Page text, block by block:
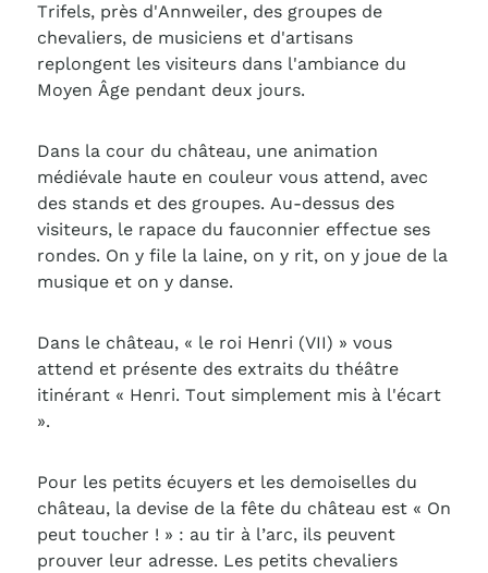
Trifels, près d'Annweiler, des groupes de
chevaliers, de musiciens et d'artisans
replongent les visiteurs dans l'ambiance du
Moyen Âge pendant deux jours.
Dans la cour du château, une animation
médiévale haute en couleur vous attend, avec
des stands et des groupes. Au-dessus des
visiteurs, le rapace du fauconnier effectue ses
rondes. On y file la laine, on y rit, on y joue de la
musique et on y danse.
Dans le château, « le roi Henri (VII) » vous
attend et présente des extraits du théâtre
itinérant « Henri. Tout simplement mis à l'écart
».
Pour les petits écuyers et les demoiselles du
château, la devise de la fête du château est « On
peut toucher ! » : au tir à l’arc, ils peuvent
prouver leur adresse. Les petits chevaliers